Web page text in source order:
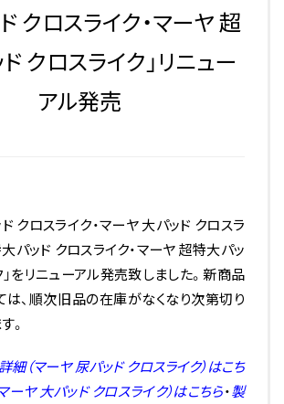
クロスライク・マーヤ 超
クロスライク」リニュー
アル発売
クロスライク・マーヤ 大パッド クロスラ
パッド クロスライク・マーヤ 超特大パッ
」をリニューアル発売致しました。新商品
は、順次旧品の在庫がなくなり次第切り
。
細（マーヤ 尿パッド クロスライク）はこち
ーヤ 大パッド クロスライク）はこちら・製